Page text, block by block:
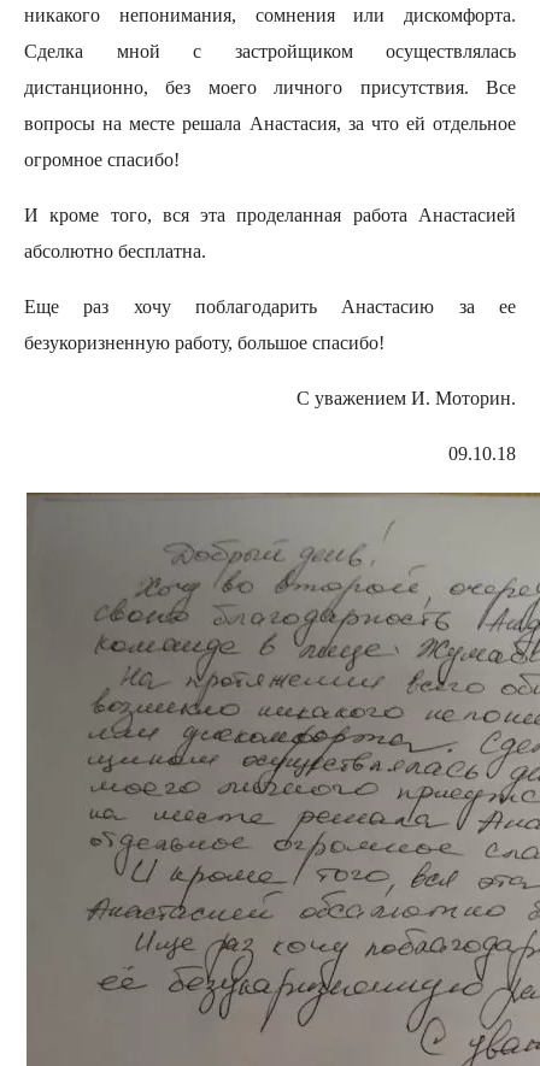
никакого непонимания, сомнения или дискомфорта.
Сделка мной с застройщиком осуществлялась
дистанционно, без моего личного присутствия. Все
вопросы на месте решала Анастасия, за что ей отдельное
огромное спасибо!
И кроме того, вся эта проделанная работа Анастасией
абсолютно бесплатна.
Еще раз хочу поблагодарить Анастасию за ее
безукоризненную работу, большое спасибо!
С уважением И. Моторин.
09.10.18